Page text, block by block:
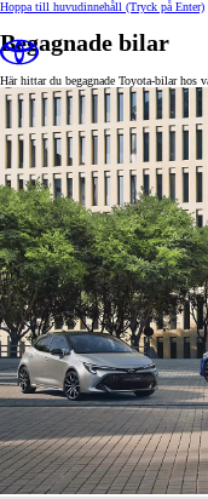
Hoppa till huvudinnehåll (Tryck på Enter)
Begagnade bilar
Här hittar du begagnade Toyota-bilar hos